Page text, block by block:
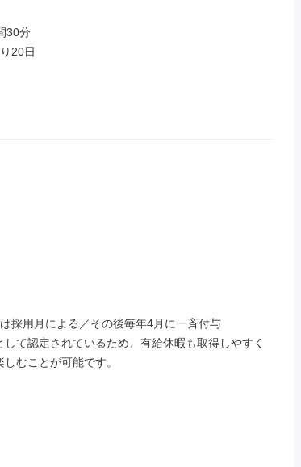
30分
20日
採用月による／その後毎年4月に一斉付与
て認定されているため、有給休暇も取得しやすく
むことが可能です。